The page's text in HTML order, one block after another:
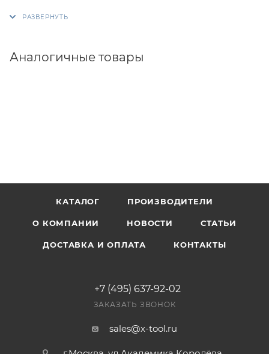
Аналогичные товары
КАТАЛОГ ПРОИЗВОДИТЕЛИ
О КОМПАНИИ НОВОСТИ СТАТЬИ
ДОСТАВКА И ОПЛАТА КОНТАКТЫ
+7 (495) 637-92-02
ЗАКАЗАТЬ ЗВОНОК
sales@x-tool.ru